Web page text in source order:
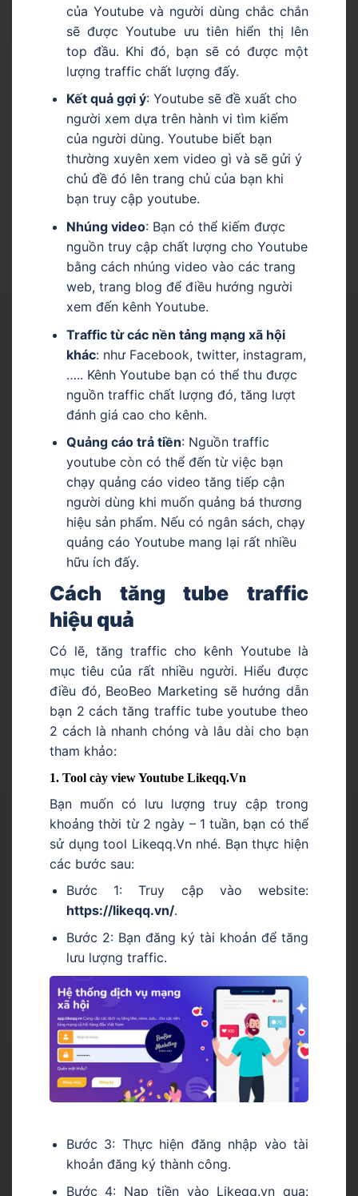
của Youtube và người dùng chắc chắn
sẽ được Youtube ưu tiên hiển thị lên
top đầu. Khi đó, bạn sẽ có được một
lượng traffic chất lượng đấy.
Kết quả gợi ý: Youtube sẽ đề xuất cho
người xem dựa trên hành vi tìm kiếm
của người dùng. Youtube biết bạn
thường xuyên xem video gì và sẽ gửi ý
chủ đề đó lên trang chủ của bạn khi
bạn truy cập youtube.
Nhúng video: Bạn có thể kiếm được
nguồn truy cập chất lượng cho Youtube
bằng cách nhúng video vào các trang
web, trang blog để điều hướng người
xem đến kênh Youtube.
Traffic từ các nền tảng mạng xã hội
khác: như Facebook, twitter, instagram,
….. Kênh Youtube bạn có thể thu được
nguồn traffic chất lượng đó, tăng lượt
đánh giá cao cho kênh.
Quảng cáo trả tiền: Nguồn traffic
youtube còn có thể đến từ việc bạn
chạy quảng cáo video tăng tiếp cận
người dùng khi muốn quảng bá thương
hiệu sản phẩm. Nếu có ngân sách, chạy
quảng cáo Youtube mang lại rất nhiều
hữu ích đấy.
Cách tăng tube traffic
hiệu quả
Có lẽ, tăng traffic cho kênh Youtube là
mục tiêu của rất nhiều người. Hiểu được
điều đó, BeoBeo Marketing sẽ hướng dẫn
bạn 2 cách tăng traffic tube youtube theo
2 cách là nhanh chóng và lâu dài cho bạn
tham khảo:
1. Tool cày view Youtube Likeqq.Vn
Bạn muốn có lưu lượng truy cập trong
khoảng thời từ 2 ngày – 1 tuần, bạn có thể
sử dụng tool Likeqq.Vn nhé. Bạn thực hiện
các bước sau:
Bước 1: Truy cập vào website:
https://likeqq.vn/.
Bước 2: Bạn đăng ký tài khoản để tăng
lưu lượng traffic.
Bước 3: Thực hiện đăng nhập vào tài
khoản đăng ký thành công.
Bước 4: Nạp tiền vào Likeqq.vn qua: